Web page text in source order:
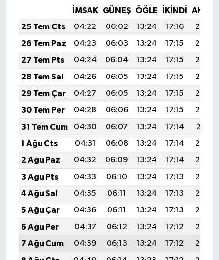
İMSAK GÜNEŞ ÖĞLE İKINDI
25 Tem Cts
04:22 06:02 13:24 17:16
20:36
26 Tem Paz
04:23 06:03 13:24 17:15
20:36
27 Tem Pts
04:24 06:04 13:24 17:15
20:35
28 Tem Sal
04:26 06:05 13:24 17:15
20:34
29 Tem Çar
04:27 06:05 13:24 17:15
20:33
30 Tem Per
04:28 06:06 13:24 17:15
20:32
31 Tem Cum
04:30 06:07 13:24 17:14
20:31
1 Ağu Cts
04:31 06:08 13:24 17:14
20:30
2 Ağu Paz
04:32 06:09 13:24 17:14
20:29
3 Ağu Pts
04:33 06:10 13:24 17:13
20:28
4 Ağu Sal
04:35 06:11 13:24 17:13
20:27
5 Ağu Çar
04:36 06:11 13:24 17:13
20:26
6 Ağu Per
04:37 06:12 13:24 17:12
20:25
7 Ağu Cum
04:39 06:13 13:24 17:12
20:24